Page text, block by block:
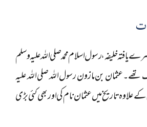
یافتہ خلیفہ، رسول اسلام محمد صلی اللہ علیہ وسلم
بن مازون رسول اللہ صلی اللہ علیہ
تاریخ میں عثمان نام کی اور بھی کئی بڑی